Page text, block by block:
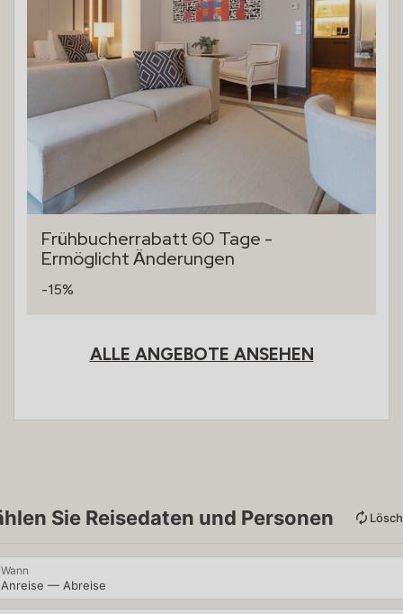
Frühbucherrabatt 60 Tage -
Ermöglicht Änderungen
-15%
ALLE ANGEBOTE ANSEHEN
Sie Reisedaten und Personen
Wann
Anreise — Abreise